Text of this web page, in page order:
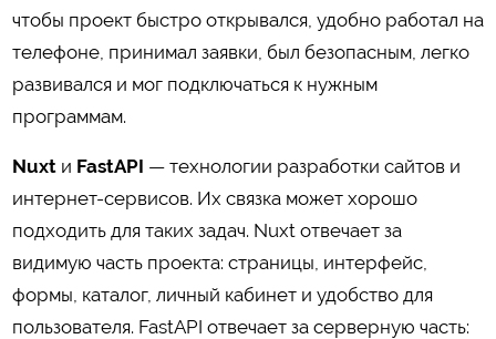
чтобы проект быстро открывался, удобно работал на
телефоне, принимал заявки, был безопасным, легко
развивался и мог подключаться к нужным
программам.
Nuxtи FastAPI — технологии разработки сайтов и
интернет-сервисов. Их связка может хорошо
подходить для таких задач. Nuxt отвечает за
видимую часть проекта: страницы, интерфейс,
формы, каталог, личный кабинет и удобство для
пользователя. FastAPI отвечает за серверную часть: